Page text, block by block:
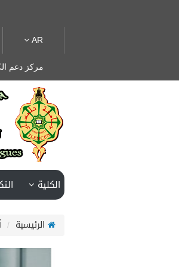
AR
مركز دعم
الكلية
الرئيسية